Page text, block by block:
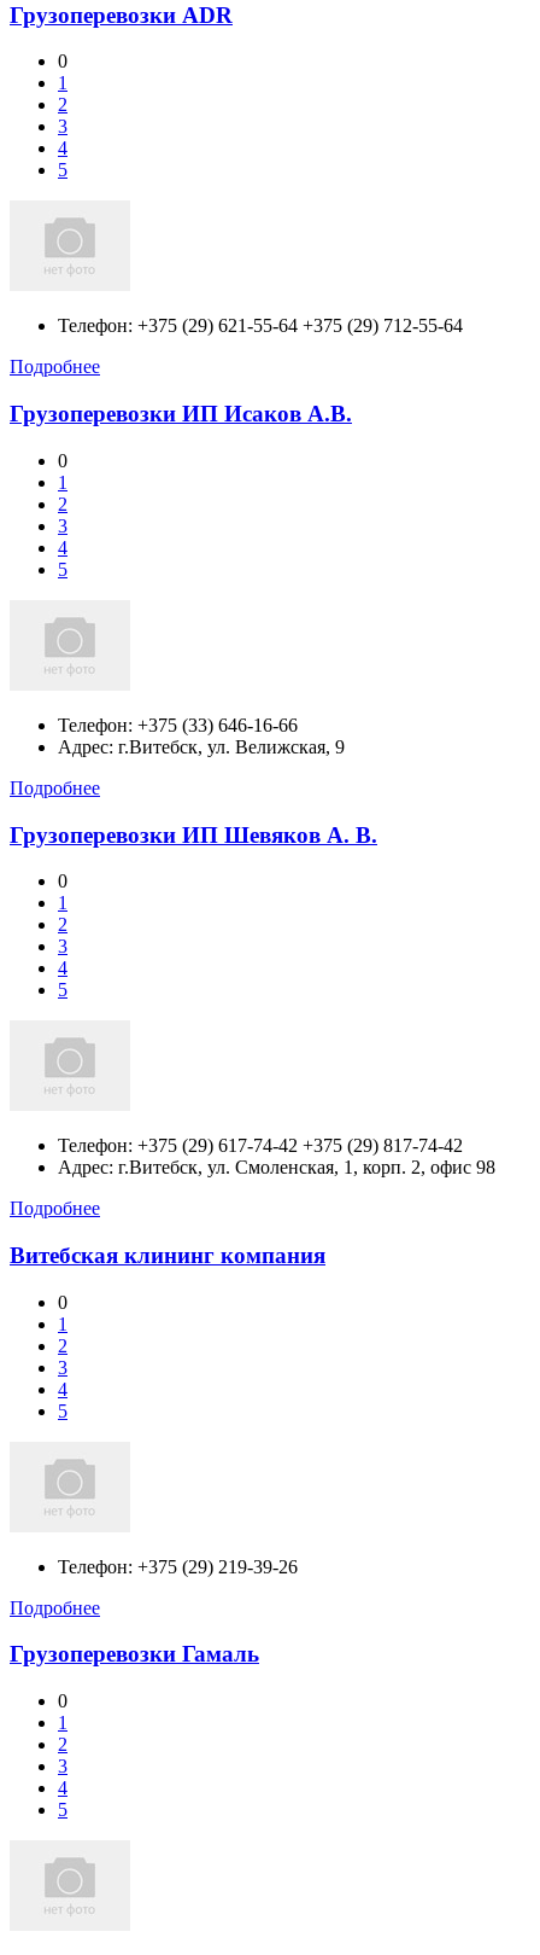
Грузоперевозки ADR
0
1
2
3
4
5
Телефон: +375 (29) 621-55-64 +375 (29) 712-55-64
Подробнее
Грузоперевозки ИП Исаков А.В.
0
1
2
3
4
5
Телефон: +375 (33) 646-16-66
Адрес: г.Витебск, ул. Велижская, 9
Подробнее
Грузоперевозки ИП Шевяков А. В.
0
1
2
3
4
5
Телефон: +375 (29) 617-74-42 +375 (29) 817-74-42
Адрес: г.Витебск, ул. Смоленская, 1, корп. 2, офис 98
Подробнее
Витебская клининг компания
0
1
2
3
4
5
Телефон: +375 (29) 219-39-26
Подробнее
Грузоперевозки Гамаль
0
1
2
3
4
5